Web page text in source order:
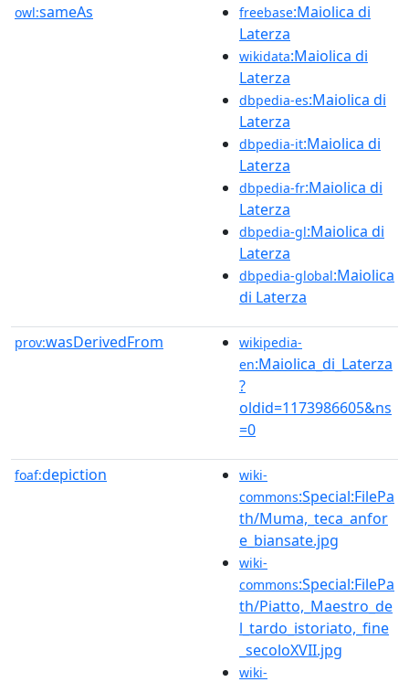
owl:sameAs freebase:Maiolica di
Laterza
wikidata:Maiolica di
Laterza
dbpedia-es:Maiolica di
Laterza
dbpedia-it:Maiolica di
Laterza
dbpedia-fr:Maiolica di
Laterza
dbpedia-gl:Maiolica di
Laterza
dbpedia-global:Maiolica
di Laterza
prov:wasDerivedFrom
wikipedia-
en:Maiolica_di_Laterza
?
oldid=1173986605&ns
=0
foaf:depiction
wiki-
commons:Special:FilePa
th/Muma,_teca_anfor
e_biansate.jpg
wiki-
commons:Special:FilePa
th/Piatto,_Maestro_de
l_tardo_istoriato,_fine
_secoloXVII.jpg
wiki-